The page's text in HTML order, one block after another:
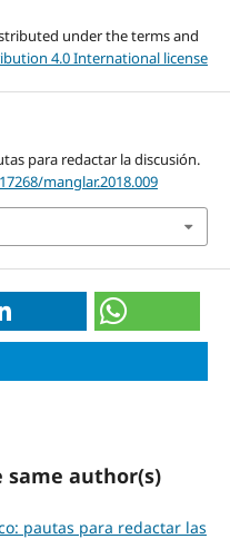
under the terms and
4.0 International license
para redactar la discusión.
manglar.2018.009
same author(s)
pautas para redactar las